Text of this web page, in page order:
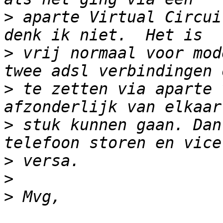
> aparte Virtual
> vrij normaal voor
> te zetten via
> stuk kunnen gaan.
>
>
>